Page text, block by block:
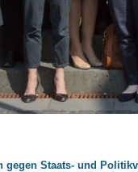
gegen Staats- und